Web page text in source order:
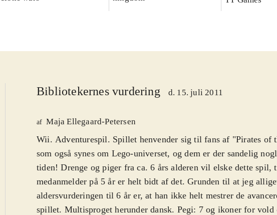
Bibliotekernes vurdering d. 15. juli 2011
af Maja Ellegaard-Petersen
Wii. Adventurespil. Spillet henvender sig til fans af "Pirates of
som også synes om Lego-universet, og dem er der sandelig
tiden! Drenge og piger fra ca. 6 års alderen vil elske dette spil,
medanmelder på 5 år er helt bidt af det. Grunden til at jeg
aldersvurderingen til 6 år er, at han ikke helt mestrer de
spillet. Multisproget herunder dansk. Pegi: 7 og ikoner for